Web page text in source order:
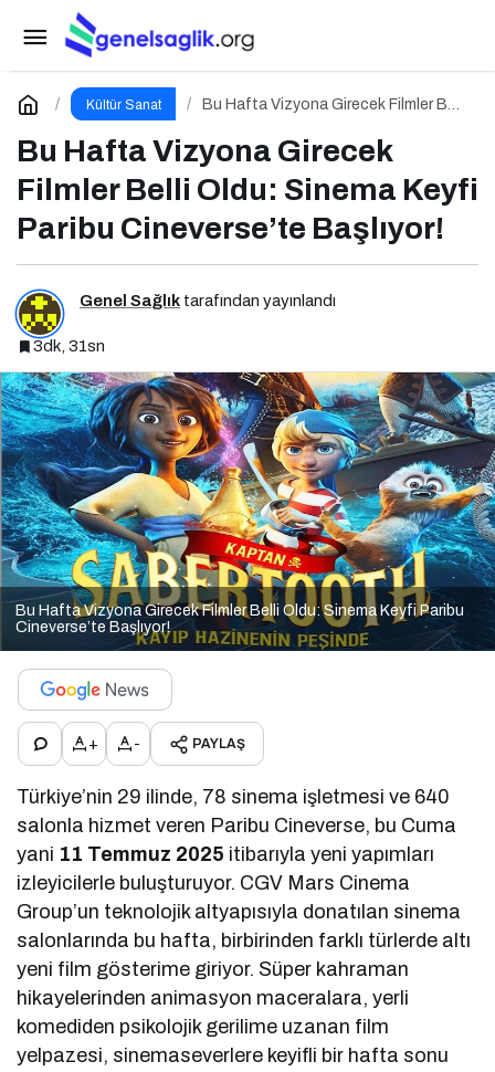
Kültür Sanat
Bu Hafta Vizyona Girecek Filmler Belli
Cineverse’te Başlıyor!
Bu Hafta Vizyona Girecek
Filmler Belli Oldu: Sinema Keyfi
Paribu Cineverse’te Başlıyor!
Genel Sağlık tarafından yayınlandı
3dk, 31sn
Bu Hafta Vizyona Girecek Filmler Belli Oldu: Sinema Keyfi Paribu
Cineverse’te Başlıyor!
+ - PAYLAŞ
Türkiye’nin 29 ilinde, 78 sinema işletmesi ve 640
salonla hizmet veren Paribu Cineverse, bu Cuma
yani 11 Temmuz 2025 itibarıyla yeni yapımları
izleyicilerle buluşturuyor. CGV Mars Cinema
Group’un teknolojik altyapısıyla donatılan sinema
salonlarında bu hafta, birbirinden farklı türlerde altı
yeni film gösterime giriyor. Süper kahraman
hikayelerinden animasyon maceralara, yerli
komediden psikolojik gerilime uzanan film
yelpazesi, sinemaseverlere keyifli bir hafta sonu
Anne Çocuk Rehberi